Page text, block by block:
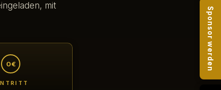
mit
0€
Sponsor werden